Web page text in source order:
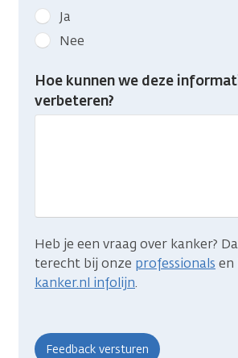
Geef
kanker.nl
feedback:
Heb
gevonden
Ja
Nee
Hoe kunnen we deze
verbeteren?
Heb je een vraag over kanker?
terecht bij onze professionals en
kanker.nl infolijn.